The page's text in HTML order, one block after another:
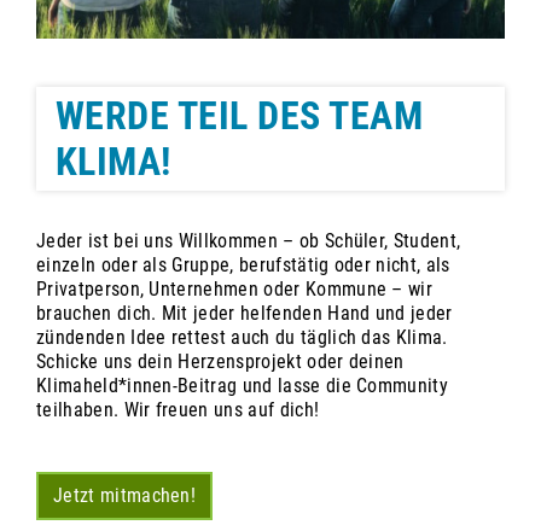
WERDE TEIL DES TEAM
KLIMA!
Jeder ist bei uns Willkommen – ob Schüler, Student,
einzeln oder als Gruppe, berufstätig oder nicht, als
Privatperson, Unternehmen oder Kommune – wir
brauchen dich. Mit jeder helfenden Hand und jeder
zündenden Idee rettest auch du täglich das Klima.
Schicke uns dein Herzensprojekt oder deinen
Klimaheld*innen-Beitrag und lasse die Community
teilhaben. Wir freuen uns auf dich!
Jetzt mitmachen!